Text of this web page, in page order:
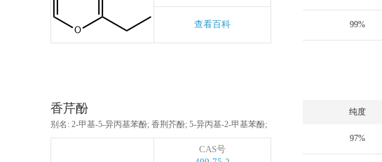
查看百科 99%
香芹酚
别名: 2-甲基-5-异丙基苯酚; 香荆芥酚; 5-异丙基-2-甲基苯酚;
CAS号
纯度
97%